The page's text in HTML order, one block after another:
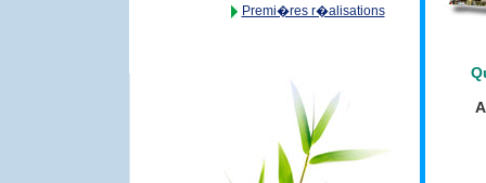
Premi�res r�alisations